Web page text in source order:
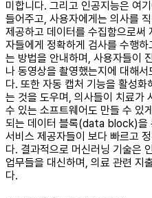
미합니다. 그리고 인공지능은 여
들어주고, 사용자에게는 의사를
제공하고 데이터를 수집함으로써
자들에게 정확하게 검사를 수행
는 방법을 안내하며, 사용자들이
나 동영상을 촬영했는지에 대해
다. 또한 자동 캡처 기능을 활성
는 것을 도우며, 의사들이 치료가
수 있는 소프트웨어도 만들 수 있
되는 데이터 블록(data block)을
서비스 제공자들이 보다 빠르고
다. 결과적으로 머신러닝 기술은
업무들을 대신하며, 의료 관련 지
다. ​ ​